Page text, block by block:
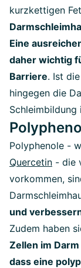
kurzkettigen
Eine
daher wichtig
Barriere. Ist
hingegen die
Polyphenole -
Quercetin - die
vorkommen,
und
Zudem haben
Zellen im
dass eine